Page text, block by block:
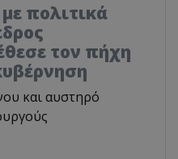
πολιτικά
τον πήχη
και αυστηρό